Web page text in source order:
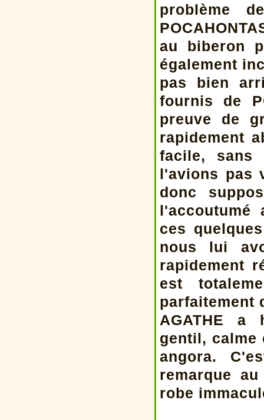
problème
au biberon
également
pas bien
fournis de
preuve de
rapidement
facile, sans
l'avions pas
donc
l'accoutumé
ces
nous lui
rapidement
est
parfaitement
AGATHE a
gentil, calme
angora.
remarque
robe